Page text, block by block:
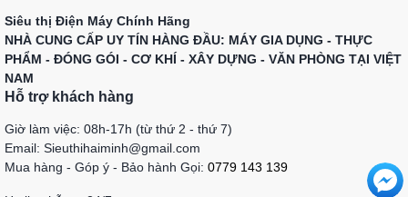
Siêu thị Điện Máy Chính Hãng
NHÀ CUNG CẤP UY TÍN HÀNG ĐẦU: MÁY GIA DỤNG - THỰC
PHẨM - ĐÓNG GÓI - CƠ KHÍ - XÂY DỰNG - VĂN PHÒNG TẠI VIỆT
NAM
Hỗ trợ khách hàng
Giờ làm việc: 08h-17h (từ thứ 2 - thứ 7)
Email: Sieuthihaiminh@gmail.com
Mua hàng - Góp ý - Bảo hành Gọi: 0779 143 139